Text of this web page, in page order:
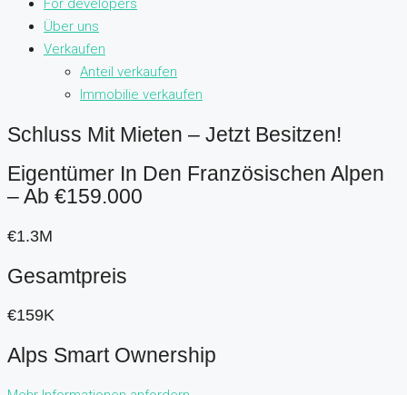
For developers
Über uns
Verkaufen
Anteil verkaufen
Immobilie verkaufen
Schluss Mit Mieten – Jetzt Besitzen!
Eigentümer In Den Französischen Alpen
– Ab €159.000
€1.3M
Gesamtpreis
€159K
Alps Smart Ownership